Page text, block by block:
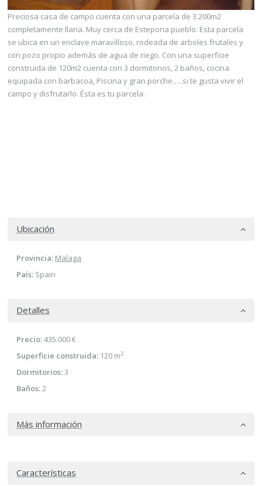
Preciosa casa de campo cuenta con una parcela de 3.200m2
completamente llana. Muy cerca de Estepona pueblo. Esta parcela
se ubica en un enclave maravilloso, rodeada de arboles frutales y
con pozo propio además de agua de riego. Con una superficie
construida de 120m2 cuenta con 3 dormitorios, 2 baños, cocina
equipada con barbacoa, Piscina y gran porche…..si te gusta vivir el
campo y disfrutarlo. Ésta es tu parcela.
Ubicación
Provincia: Malaga
País: Spain
Detalles
Precio:435.000 €
Superficie construida: 120 m2
Dormitorios:3
Baños:2
Más información
Características